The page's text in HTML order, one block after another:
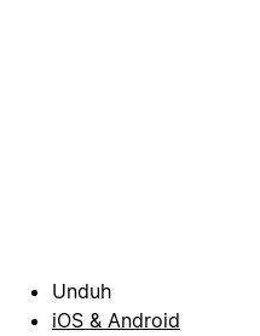
Unduh
iOS & Android